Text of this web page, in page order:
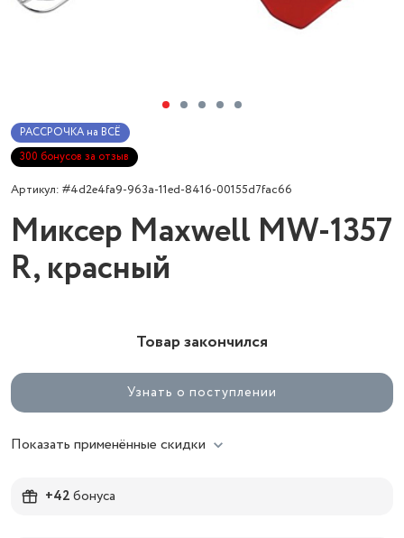
РАССРОЧКА на ВСЁ
300 бонусов за отзыв
Артикул: #4d2e4fa9-963a-11ed-8416-00155d7fac66
Миксер Maxwell MW-1357
R, красный
Товар закончился
Узнать о поступлении
Показать применённые скидки
+42бонуса